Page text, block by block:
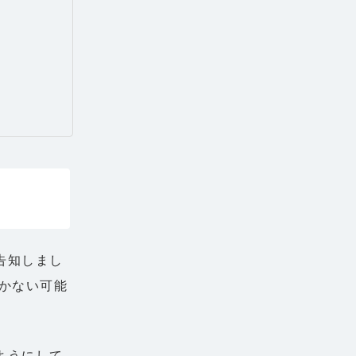
知しまし
ない可能